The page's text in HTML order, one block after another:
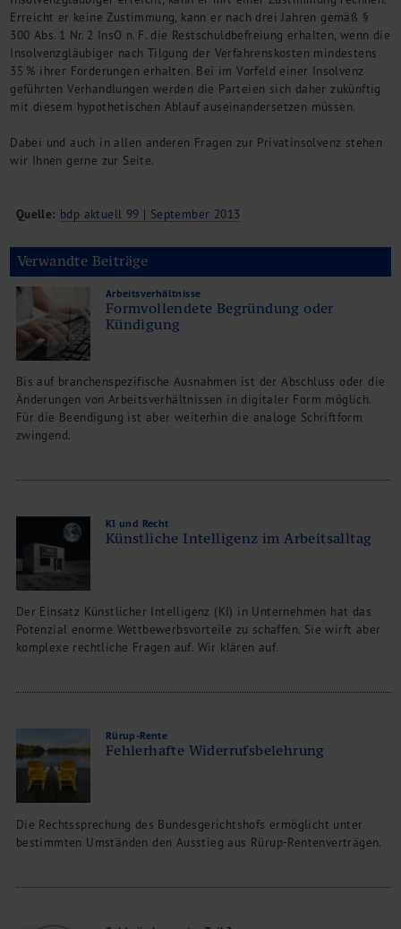
Erreicht er keine Zustimmung, kann er nach drei Jahren gemäß §
300 Abs. 1 Nr. 2 InsO n. F. die Restschuldbefreiung erhalten, wenn die
Insolvenzgläubiger nach Tilgung der Verfahrenskosten mindestens
35 % ihrer Forderungen erhalten. Bei im Vorfeld einer Insolvenz
geführten Verhandlungen werden die Parteien sich daher zukünftig
mit diesem hypothetischen Ablauf auseinandersetzen müssen.
Dabei und auch in allen anderen Fragen zur Privatinsolvenz stehen
wir Ihnen gerne zur Seite.
Quelle: bdp aktuell 99 | September 2013
Verwandte Beiträge
Arbeitsverhältnisse
Formvollendete Begründung oder
Kündigung
Bis auf branchenspezifische Ausnahmen ist der Abschluss oder die
Änderungen von Arbeitsverhältnissen in digitaler Form möglich.
Für die Beendigung ist aber weiterhin die analoge Schriftform
zwingend.
KI und Recht
Künstliche Intelligenz im Arbeitsalltag
Der Einsatz Künstlicher Intelligenz (KI) in Unternehmen hat das
Potenzial enorme Wettbewerbsvorteile zu schaffen. Sie wirft aber
komplexe rechtliche Fragen auf. Wir klären auf.
Rürup-Rente
Fehlerhafte Widerrufsbelehrung
Die Rechtssprechung des Bundesgerichtshofs ermöglicht unter
bestimmten Umständen den Ausstieg aus Rürup-Rentenverträgen.